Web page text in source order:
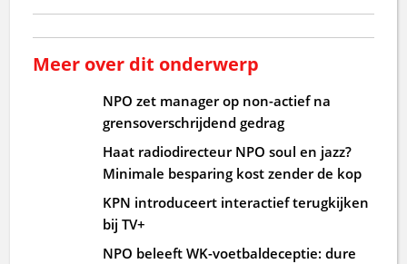
Meer over dit onderwerp
NPO zet manager op non-actief na
grensoverschrijdend gedrag
Haat radiodirecteur NPO soul en jazz?
Minimale besparing kost zender de kop
KPN introduceert interactief terugkijken
bij TV+
NPO beleeft WK-voetbaldeceptie: dure